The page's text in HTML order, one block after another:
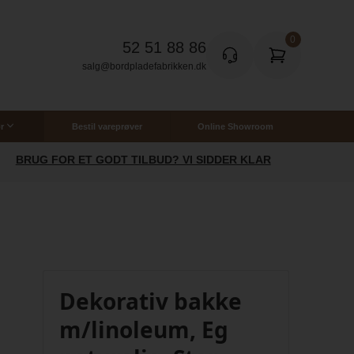
52 51 88 86
salg@bordpladefabrikken.dk
Bestil vareprøver Online Showroom
SOMMERTILBUD: SPAR 20% PÅ LAMINAT
Dekorativ bakke
m/linoleum, Eg